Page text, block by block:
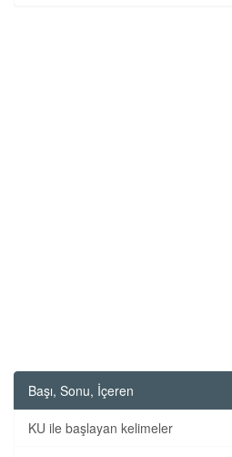
Başı, Sonu, İçeren
KU ile başlayan kelimeler